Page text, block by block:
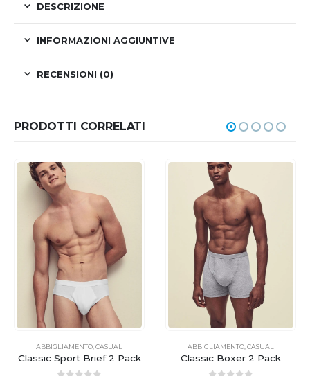
DESCRIZIONE
INFORMAZIONI AGGIUNTIVE
RECENSIONI (0)
PRODOTTI CORRELATI
ABBIGLIAMENTO,CASUAL
Classic Sport Brief 2 Pack
ABBIGLIAMENTO,CASUAL
Classic Boxer 2 Pack